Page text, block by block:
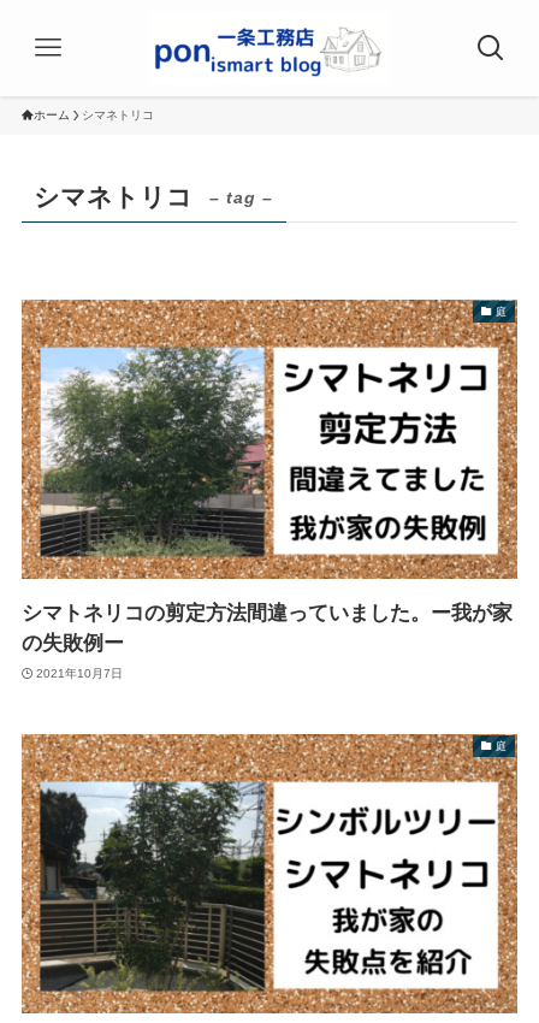
ホーム シマネトリコ
シマネトリコ – tag –
庭
シマトネリコの剪定方法間違っていました。ー我が家
の失敗例ー
2021年10月7日
庭